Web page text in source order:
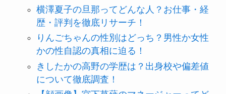
横澤夏子の旦那ってどんな人？お仕事・経
歴・評判を徹底リサーチ！
りんごちゃんの性別はどっち？男性か女性
かの性自認の真相に迫る！
きしたかの高野の学歴は？出身校や偏差値
について徹底調査！